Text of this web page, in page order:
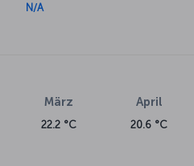
N/A
März
22.2 °C
April
20.6 °C